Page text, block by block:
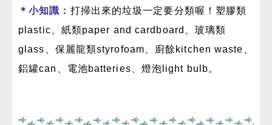
＊小知識： 打掃出來的垃圾一定要分類喔！塑膠類
plastic、紙類paper and cardboard、玻璃類
glass、保麗龍類styrofoam、廚餘kitchen waste、
鋁罐can、電池batteries、燈泡light bulb。